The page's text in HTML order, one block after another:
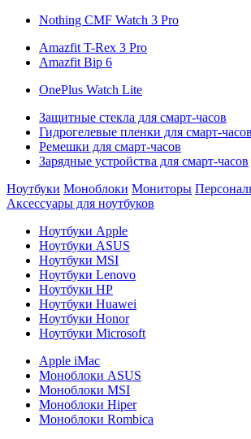
Nothing CMF Watch 3 Pro
Amazfit T-Rex 3 Pro
Amazfit Bip 6
OnePlus Watch Lite
Защитные стекла для смарт-часов
Гидрогелевые пленки для смарт-часов
Ремешки для смарт-часов
Зарядные устройства для смарт-часов
Ноутбуки Моноблоки Мониторы
Аксессуары для ноутбуков
Ноутбуки Apple
Ноутбуки ASUS
Ноутбуки MSI
Ноутбуки Lenovo
Ноутбуки HP
Ноутбуки Huawei
Ноутбуки Honor
Ноутбуки Microsoft
Apple iMac
Моноблоки ASUS
Моноблоки MSI
Моноблоки Hiper
Моноблоки Rombica